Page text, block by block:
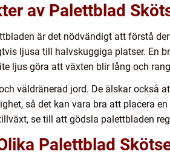
av Palettblad
är det nödvändigt att förstå
ljusa till halvskuggiga platser. En
ljus göra att växten blir lång och
väldränerad jord. De älskar också
så det kan vara bra att placera
se till att gödsla palettbladen
Palettblad